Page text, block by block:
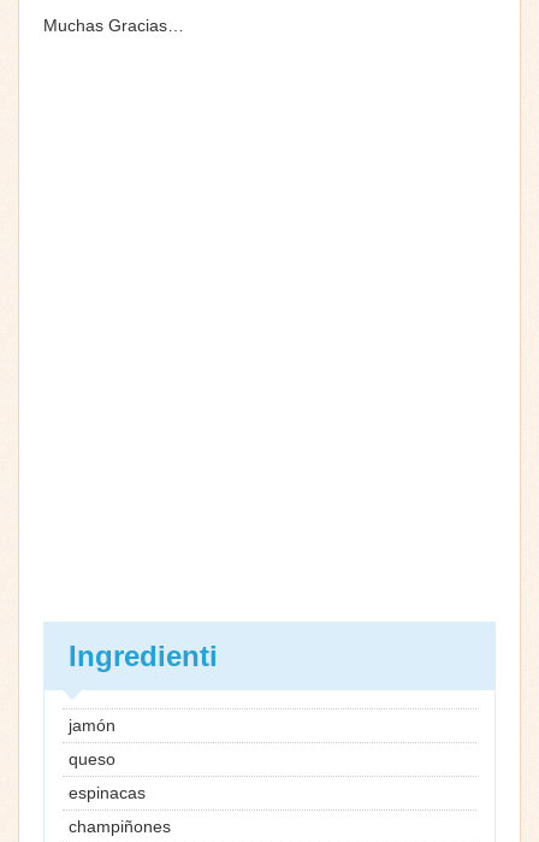
Muchas Gracias…
Ingredienti
jamón
queso
espinacas
champiñones